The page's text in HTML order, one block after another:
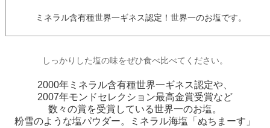
ミネラル含有種世界一ギネス認定！世界一のお塩です。
しっかりした塩の味をぜひ食べ比べてください。
2000年ミネラル含有種世界一ギネス認定や、
2007年モンドセレクション最高金賞受賞など
数々の賞を受賞している世界一のお塩。
粉雪のような塩パウダー。ミネラル海塩「ぬちまーす」